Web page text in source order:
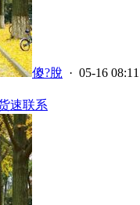
傻?脫 · 05-16 08:11
速联系